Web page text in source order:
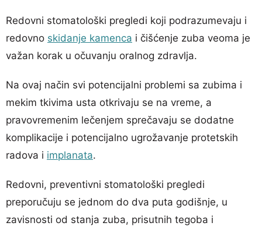
Redovni stomatološki pregledi koji podrazumevaju i
redovno skidanje kamenca i čišćenje zuba veoma je
važan korak u očuvanju oralnog zdravlja.
Na ovaj način svi potencijalni problemi sa zubima i
mekim tkivima usta otkrivaju se na vreme, a
pravovremenim lečenjem sprečavaju se dodatne
komplikacije i potencijalno ugrožavanje protetskih
radova i implanata.
Redovni, preventivni stomatološki pregledi
preporučuju se jednom do dva puta godišnje, u
zavisnosti od stanja zuba, prisutnih tegoba i